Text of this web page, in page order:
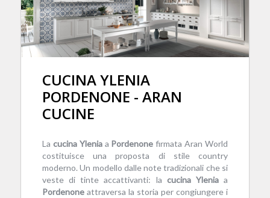
CUCINA YLENIA
PORDENONE - ARAN
CUCINE
La cucina Yleniaa Pordenone firmata Aran World
costituisce una proposta di stile country
moderno. Un modello dalle note tradizionali che si
veste di tinte accattivanti: la cucina Yleniaa
Pordenone attraversa la storia per congiungere i